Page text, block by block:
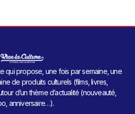
qui propose, une fois par semaine, une
de produits culturels (films, livres,
d’un thème d’actualité (nouveauté,
anniversaire…).